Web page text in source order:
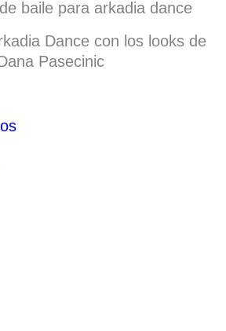
Dance con los looks de
Pasecinic